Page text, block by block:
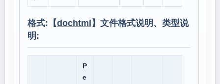
格式:【dochtml 】文件格式说明、类型说
明:
P
e